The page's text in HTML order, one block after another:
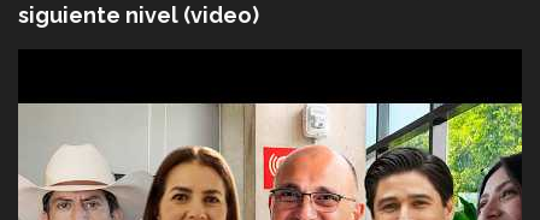
siguiente nivel (video)